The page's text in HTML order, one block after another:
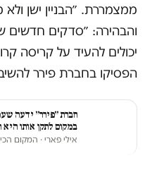
ממצמררת. ״הבניין ישן
והבהירה: ״סדקים חדשים
יכולים להעיד על קריסה
הפסיקו בחברת פירר
במקום לתקן אותו היא
אילי פארי · המקום